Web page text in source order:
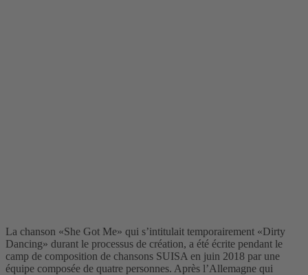
La chanson «She Got Me» qui s’intitulait temporairement «Dirty
Dancing» durant le processus de création, a été écrite pendant le
camp de composition de chansons SUISA en juin 2018 par une
équipe composée de quatre personnes. Après l’Allemagne qui